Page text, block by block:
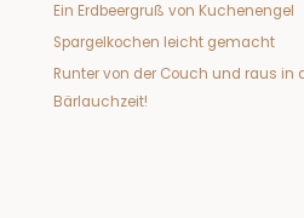
Ein Erdbeergruß von Kuchenengel
Spargelkochen leicht gemacht
Runter von der Couch und raus in
Bärlauchzeit!